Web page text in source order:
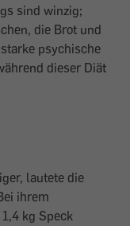
sind winzig;
die Brot und
psychische
dieser Diät
lautete die
ihrem
kg Speck